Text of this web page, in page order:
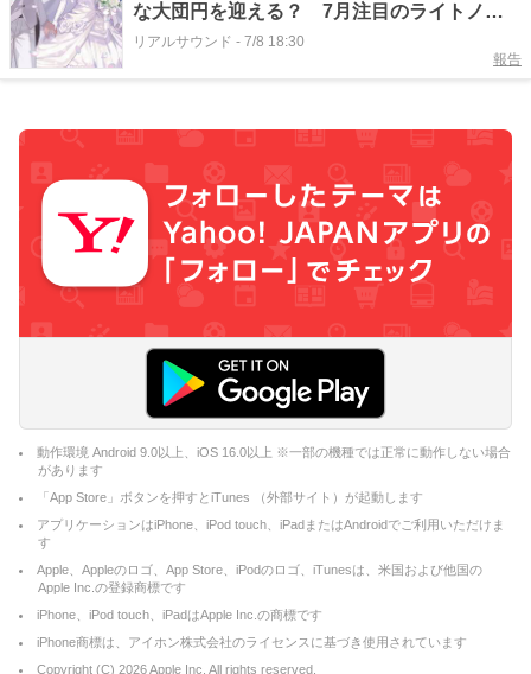
な大団円を迎える？ 7月注目のライトノベ
ル
リアルサウンド - 7/8 18:30
報告
動作環境 Android 9.0以上、iOS 16.0以上 ※一部の機種では正常に動作しない場合
があります
「App Store」ボタンを押すとiTunes （外部サイト）が起動します
アプリケーションはiPhone、iPod touch、iPadまたはAndroidでご利用いただけま
す
Apple、Appleのロゴ、App Store、iPodのロゴ、iTunesは、米国および他国の
Apple Inc.の登録商標です
iPhone、iPod touch、iPadはApple Inc.の商標です
iPhone商標は、アイホン株式会社のライセンスに基づき使用されています
Copyright (C) 2026Apple Inc. All rights reserved.